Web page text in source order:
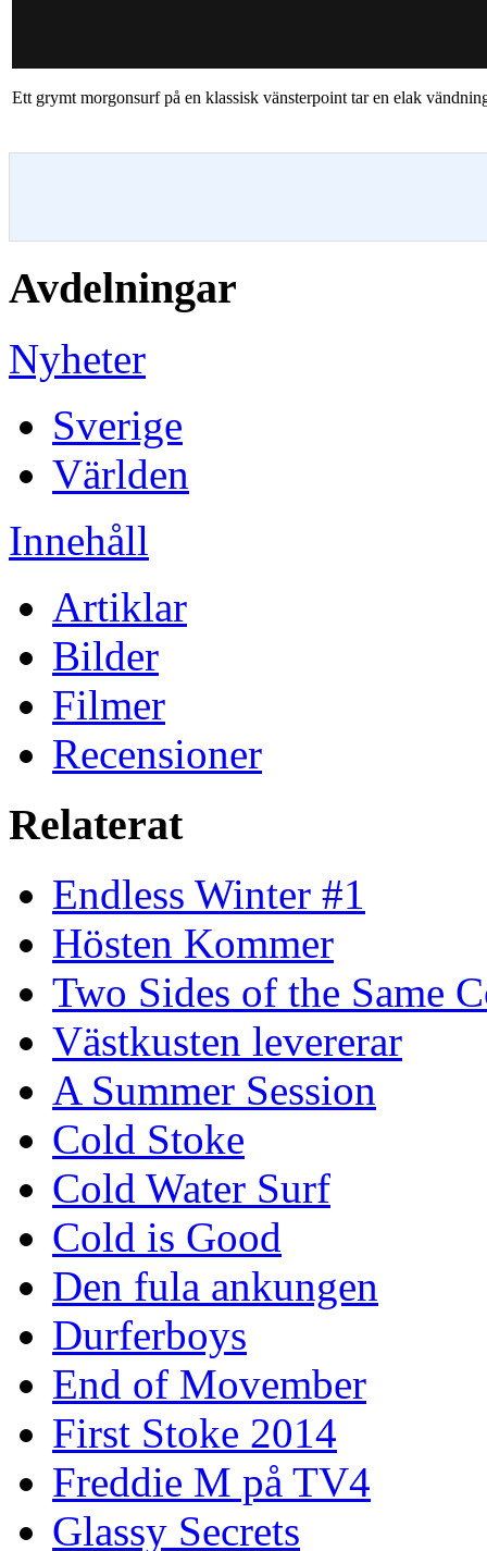
Ett grymt morgonsurf på en klassisk vänsterpoint tar en elak
Avdelningar
Nyheter
Sverige
Världen
Innehåll
Artiklar
Bilder
Filmer
Recensioner
Relaterat
Endless Winter #1
Hösten Kommer
Two Sides of the Same
Västkusten levererar
A Summer Session
Cold Stoke
Cold Water Surf
Cold is Good
Den fula ankungen
Durferboys
End of Movember
First Stoke 2014
Freddie M på TV4
Glassy Secrets